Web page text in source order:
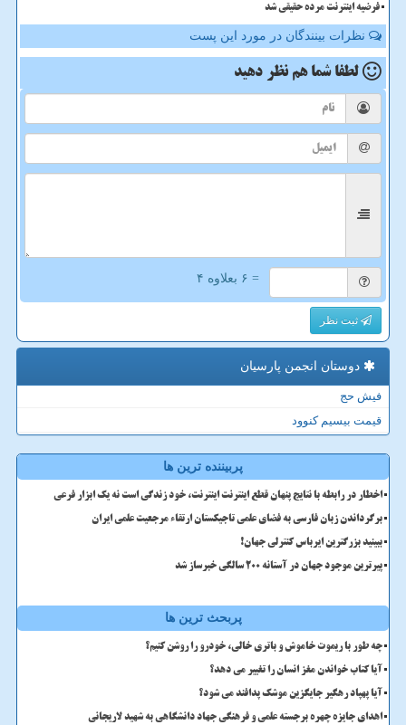
فرضیه اینترنت مرده حقیقی شد
نظرات بینندگان در مورد این پست
لطفا شما هم نظر دهید
= ۶ بعلاوه ۴
ثبت نظر
دوستان انجمن پارسیان
فیش حج
قیمت بیسیم کنوود
پربیننده ترین ها
اخطار در رابطه با نتایج پنهان قطع اینترنت اینترنت، خود زندگی است نه یک ابزار فرعی
برگرداندن زبان فارسی به فضای علمی تاجیکستان ارتقاء مرجعیت علمی ایران
ببینید بزرگترین ایرباس کنترلی جهان!
پیرترین موجود جهان در آستانه ۲۰۰ سالگی خبرساز شد
پربحث ترین ها
چه طور با ریموت خاموش و باتری خالی، خودرو را روشن کنیم؟
آیا کتاب خواندن مغز انسان را تغییر می دهد؟
آیا پهپاد رهگیر جایگزین موشک پدافند می شود؟
اهدای جایزه چهره برجسته علمی و فرهنگی جهاد دانشگاهی به شهید لاریجانی